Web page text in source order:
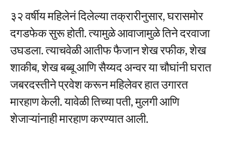
३२ वर्षीय महिलेनं दिलेल्या तक्रारीनुसार, घरासमोर
दगडफेक सुरू होती. त्यामुळे आवाजामुळे तिने दरवाजा
उघडला. त्याचवेळी आतीफ फैजान शेख रफीक, शेख
शाकीब, शेख बब्बू आणि सैय्यद अन्वर या चौघांनी घरात
जबरदस्तीने प्रवेश करून महिलेवर हात उगारत
मारहाण केली. यावेळी तिच्या पती, मुलगी आणि
शेजाऱ्यांनाही मारहाण करण्यात आली.